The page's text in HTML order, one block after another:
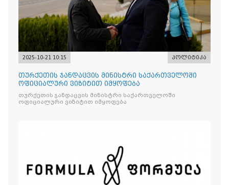
2025-10-21 10:15 პოლიტიკა
თურქეთის ჯანდაცვის მინისტრი საქართველოში
ოფიციალური ვიზიტით იმყოფება
თურქეთის ჯანდაცვის მინისტრი საქართველოში
ოფიციალური ვიზიტით იმყოფება